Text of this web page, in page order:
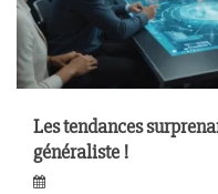
Les tendances
généraliste !